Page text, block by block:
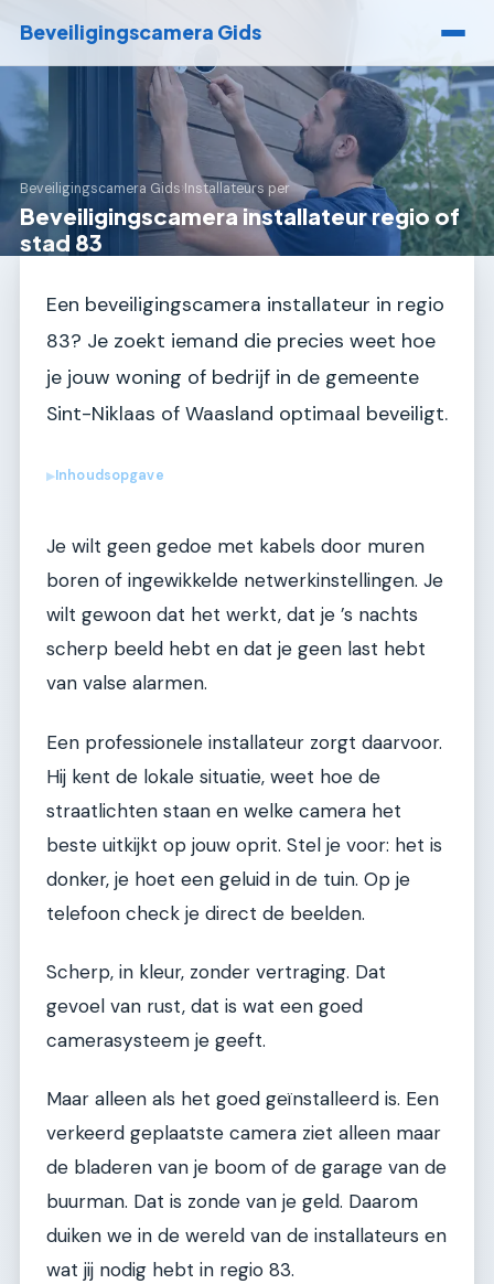
Beveiligingscamera Gids
Beveiligingscamera Gids›Installateurs per
Beveiligingscamera installateur regio of
stad 83
Een beveiligingscamera installateur in regio
83? Je zoekt iemand die precies weet hoe
je jouw woning of bedrijf in de gemeente
Sint-Niklaas of Waasland optimaal beveiligt.
▶Inhoudsopgave
Je wilt geen gedoe met kabels door muren
boren of ingewikkelde netwerkinstellingen. Je
wilt gewoon dat het werkt, dat je ’s nachts
scherp beeld hebt en dat je geen last hebt
van valse alarmen.
Een professionele installateur zorgt daarvoor.
Hij kent de lokale situatie, weet hoe de
straatlichten staan en welke camera het
beste uitkijkt op jouw oprit. Stel je voor: het is
donker, je hoet een geluid in de tuin. Op je
telefoon check je direct de beelden.
Scherp, in kleur, zonder vertraging. Dat
gevoel van rust, dat is wat een goed
camerasysteem je geeft.
Maar alleen als het goed geïnstalleerd is. Een
verkeerd geplaatste camera ziet alleen maar
de bladeren van je boom of de garage van de
buurman. Dat is zonde van je geld. Daarom
duiken we in de wereld van de installateurs en
wat jij nodig hebt in regio 83.